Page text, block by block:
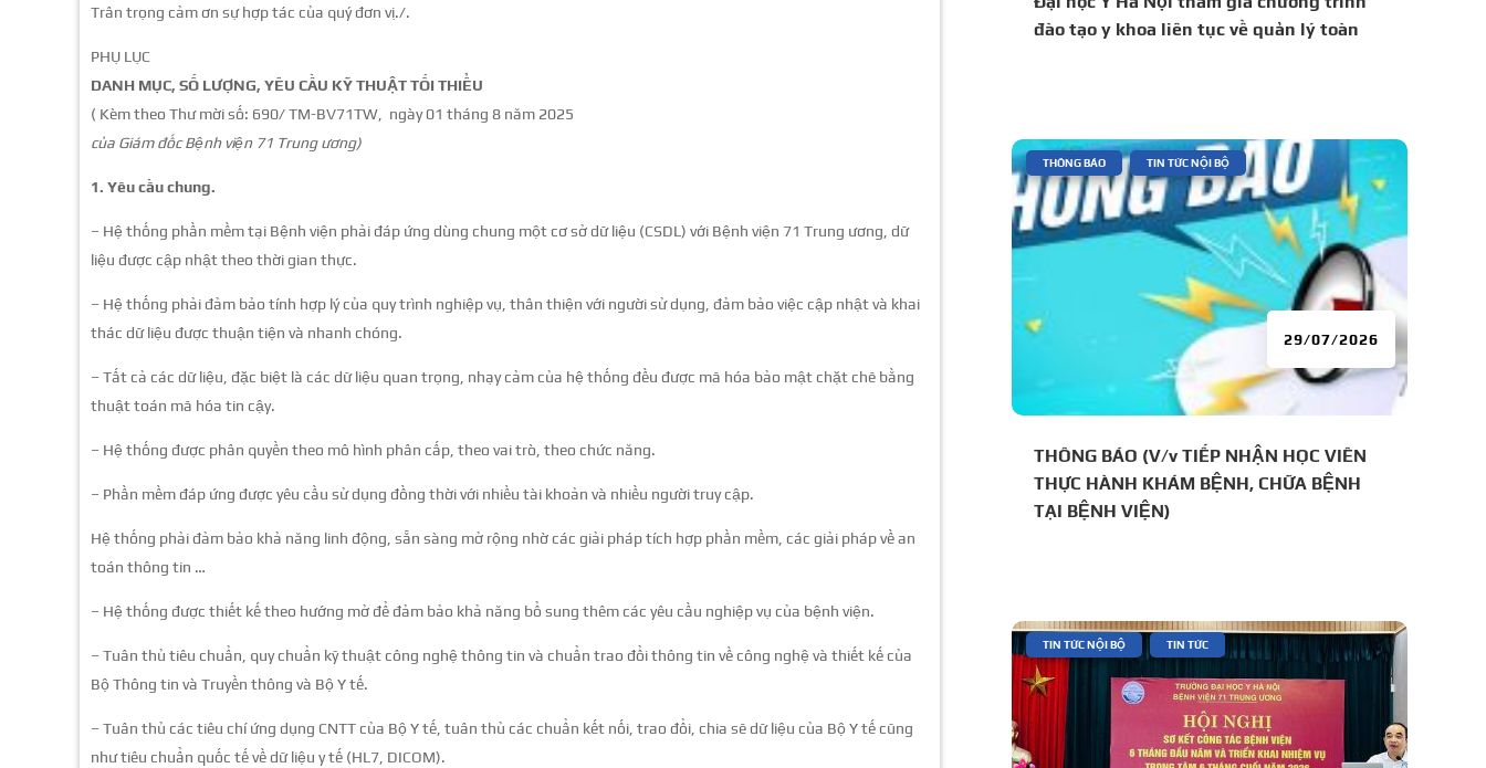
Trân trọng cảm ơn sự hợp tác của quý đơn vị./.
PHỤ LỤC
DANH MỤC, SỐ LƯỢNG, YÊU CẦU KỸ THUẬT TỐI THIỂU
( Kèm theo Thư mời số: 690/ TM-BV71TW, ngày 01 tháng 8 năm 2025
của Giám đốc Bệnh viện 71 Trung ương)
1. Yêu cầu chung.
– Hệ thống phần mềm tại Bệnh viện phải đáp ứng dùng chung một cơ sở dữ liệu (CSDL) với Bệnh viện 71 Trung ương, dữ
liệu được cập nhật theo thời gian thực.
– Hệ thống phải đảm bảo tính hợp lý của quy trình nghiệp vụ, thân thiện với người sử dụng, đảm bảo việc cập nhật và khai
thác dữ liệu được thuận tiện và nhanh chóng.
– Tất cả các dữ liệu, đặc biệt là các dữ liệu quan trọng, nhạy cảm của hệ thống đều được mã hóa bảo mật chặt chẽ bằng
thuật toán mã hóa tin cậy.
– Hệ thống được phân quyền theo mô hình phân cấp, theo vai trò, theo chức năng.
– Phần mềm đáp ứng được yêu cầu sử dụng đồng thời với nhiều tài khoản và nhiều người truy cập.
Hệ thống phải đảm bảo khả năng linh động, sẵn sàng mở rộng nhờ các giải pháp tích hợp phần mềm, các giải pháp về an
toán thông tin …
– Hệ thống được thiết kế theo hướng mở để đảm bảo khả năng bổ sung thêm các yêu cầu nghiệp vụ của bệnh viện.
– Tuân thủ tiêu chuẩn, quy chuẩn kỹ thuật công nghệ thông tin và chuẩn trao đổi thông tin về công nghệ và thiết kế của
Bộ Thông tin và Truyền thông và Bộ Y tế.
– Tuân thủ các tiêu chí ứng dụng CNTT của Bộ Y tế, tuân thủ các chuẩn kết nối, trao đổi, chia sẽ dữ liệu của Bộ Y tế cũng
như tiêu chuẩn quốc tế về dữ liệu y tế (HL7, DICOM).
đào tạo y khoa liên tục về quản lý toàn
THÔNG BÁO (V/v TIẾP NHẬN HỌC VIÊN
THỰC HÀNH KHÁM BỆNH, CHỮA BỆNH
TẠI BỆNH VIỆN)
29/07/2026
THÔNG BÁO TIN TỨC NỘI BỘ
TIN TỨC NỘI BỘ TIN TỨC